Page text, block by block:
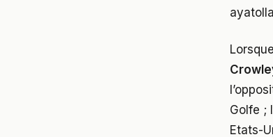
Golfe ;
Etats-